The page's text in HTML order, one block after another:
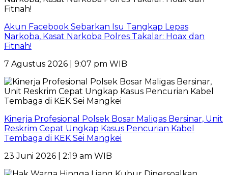
Akun Facebook Sebarkan Isu Tangkap Lepas
Narkoba, Kasat Narkoba Polres Takalar: Hoax dan
Fitnah!
7 Agustus 2026 | 9:07 pm WIB
Kinerja Profesional Polsek Bosar Maligas Bersinar, Unit
Reskrim Cepat Ungkap Kasus Pencurian Kabel
Tembaga di KEK Sei Mangkei
23 Juni 2026 | 2:19 am WIB